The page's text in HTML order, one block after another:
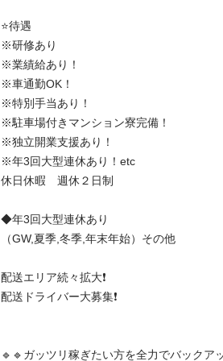
⭐️待遇
※研修あり
※業績給あり！
※車通勤OK！
※特別手当あり！
※駐車場付きマンション寮完備！
※独立開業支援あり！
※年3回大型連休あり！etc
休日休暇　週休２日制
◆年3回大型連休あり
（GW,夏季,冬季,年末年始）その他
配送エリア続々拡大❗️
配送ドライバー大募集❗️
🔹🔹ガッツリ稼ぎたい方を全力でバックア